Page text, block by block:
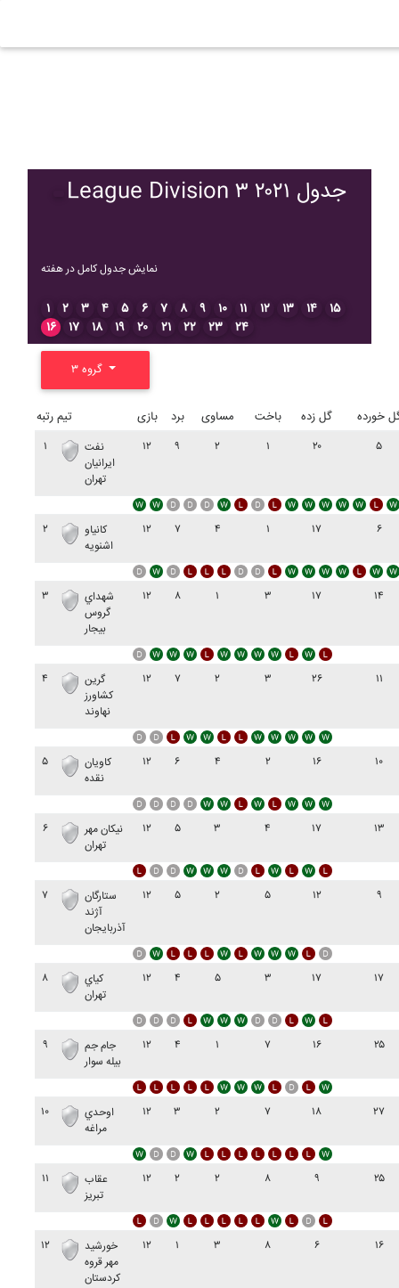
League Division ۳ ۲۰۲۱ جدول
نمایش جدول کامل در هفته
۱ ۲ ۳ ۴ ۵ ۶ ۷ ۸ ۹ ۱۰ ۱۱ ۱۲ ۱۳ ۱۴
۱۵
۱۶
۱۷ ۱۸ ۱۹ ۲۰ ۲۱ ۲۲ ۲۳ ۲۴
رتبه تیم بازی برد مساوی باخت گل زده خورده
۱
نفت
ايرانيان
تهران
۱۲ ۹ ۲ ۱ ۲۰ ۵
۲
کانياو
اشنويه
۱۲ ۷ ۴ ۱ ۱۷ ۶
۳
شهداي
گروس
بيجار
۱۲ ۸ ۱ ۳ ۱۷ ۱۴
۴
گرين
کشاورز
نهاوند
۱۲ ۷ ۲ ۳ ۲۶ ۱۱
۵
کاويان
نقده
۱۲ ۶ ۴ ۲ ۱۶ ۱۰
۶
نيکان مهر
تهران
۱۲ ۵ ۳ ۴ ۱۷ ۱۳
۷
ستارگان
آژند
آذربايجان
۱۲ ۵ ۲ ۵ ۱۲ ۹
۸
کياي
تهران
۱۲ ۴ ۵ ۳ ۱۷ ۱۷
۹
جام جم
بيله سوار
۱۲ ۴ ۱ ۷ ۱۶ ۲۵
۱۰
اوحدي
مراغه
۱۲ ۳ ۲ ۷ ۱۸ ۲۷
۱۱
عقاب
تبريز
۱۲ ۲ ۲ ۸ ۹ ۲۵
۱۲
خورشيد
مهر قروه
کردستان
۱۲ ۱ ۳ ۸ ۶ ۱۶